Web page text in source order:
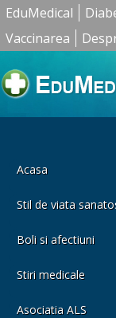
EduMedical
Vaccinarea
Acasa
Stil de viata
Boli si afectiuni
Stiri medicale
Asociatia ALS